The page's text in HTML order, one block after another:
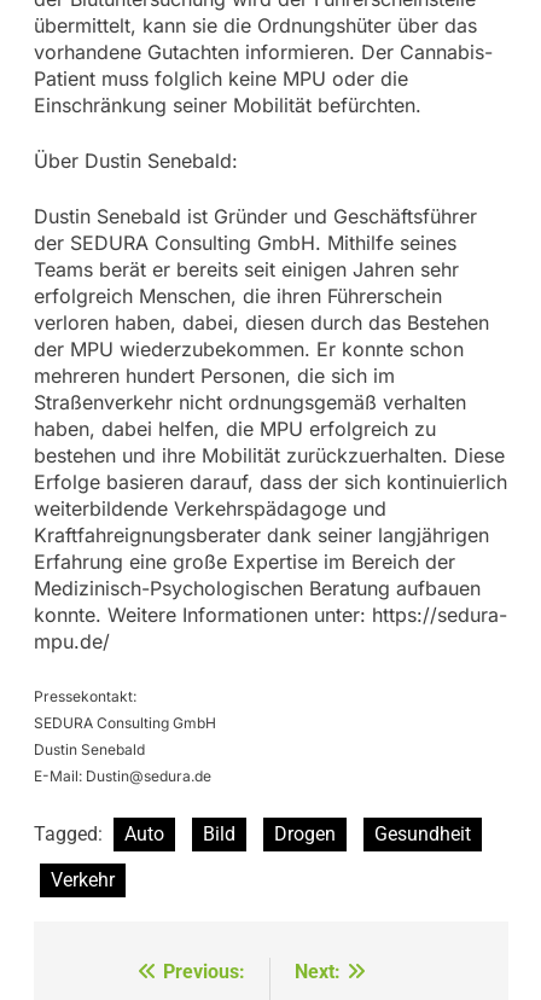
übermittelt, kann sie die Ordnungshüter über das
vorhandene Gutachten informieren. Der Cannabis-
Patient muss folglich keine MPU oder die
Einschränkung seiner Mobilität befürchten.
Über Dustin Senebald:
Dustin Senebald ist Gründer und Geschäftsführer
der SEDURA Consulting GmbH. Mithilfe seines
Teams berät er bereits seit einigen Jahren sehr
erfolgreich Menschen, die ihren Führerschein
verloren haben, dabei, diesen durch das Bestehen
der MPU wiederzubekommen. Er konnte schon
mehreren hundert Personen, die sich im
Straßenverkehr nicht ordnungsgemäß verhalten
haben, dabei helfen, die MPU erfolgreich zu
bestehen und ihre Mobilität zurückzuerhalten. Diese
Erfolge basieren darauf, dass der sich kontinuierlich
weiterbildende Verkehrspädagoge und
Kraftfahreignungsberater dank seiner langjährigen
Erfahrung eine große Expertise im Bereich der
Medizinisch-Psychologischen Beratung aufbauen
konnte. Weitere Informationen unter: https://sedura-
mpu.de/
Pressekontakt:
SEDURA Consulting GmbH
Dustin Senebald
E-Mail: Dustin@sedura.de
Tagged: Auto Bild Drogen
Gesundheit
Verkehr
Beitragsnavigation
Previous:
Next: